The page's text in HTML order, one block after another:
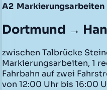
A2 Markierungsarbeiten
Dortmund →
zwischen Talbrücke
Markierungsarbeiten, 1
Fahrbahn auf zwei
von 12:00 Uhr bis 16:00